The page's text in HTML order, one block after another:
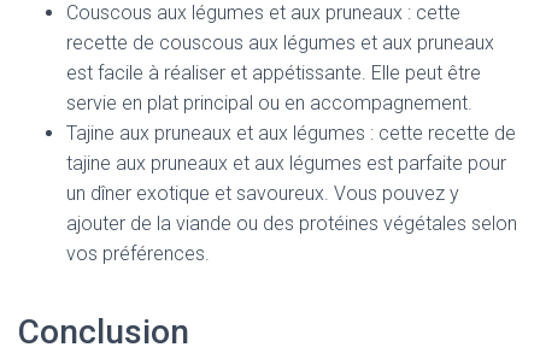
Couscous aux légumes et aux pruneaux : cette
recette de couscous aux légumes et aux pruneaux
est facile à réaliser et appétissante. Elle peut être
servie en plat principal ou en accompagnement.
Tajine aux pruneaux et aux légumes : cette recette de
tajine aux pruneaux et aux légumes est parfaite pour
un dîner exotique et savoureux. Vous pouvez y
ajouter de la viande ou des protéines végétales selon
vos préférences.
Conclusion